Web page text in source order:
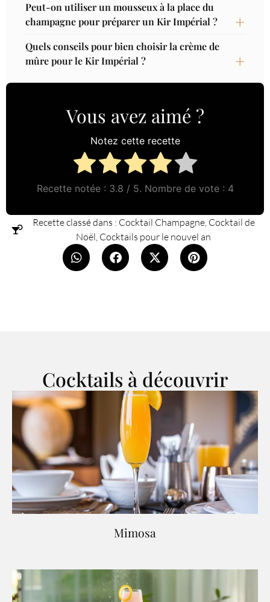
Peut-on utiliser un mousseux à la place du
champagne pour préparer un Kir Impérial ?
Quels conseils pour bien choisir la crème de
mûre pour le Kir Impérial ?
Vous avez aimé ?
Notez cette recette
Recette notée : 3.8 / 5. Nombre de vote : 4
Recette classé dans : Cocktail Champagne, Cocktail de
Noël, Cocktails pour le nouvel an
Cocktails à découvrir
Mimosa